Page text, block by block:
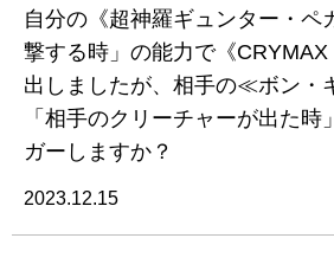
自分の《超神羅ギュンター・ペ
撃する時」の能力で《CRYMAX
出しましたが、相手の≪ボン・
「相手のクリーチャーが出た時
ガーしますか？
2023.12.15